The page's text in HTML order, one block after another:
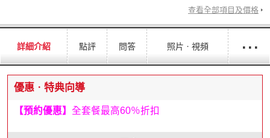
查看全部項目及價格
詳細介紹 點評 問答 照片ㆍ視頻 ···
優惠ㆍ特典向導
【預約優惠】 全套餐最高60％折扣